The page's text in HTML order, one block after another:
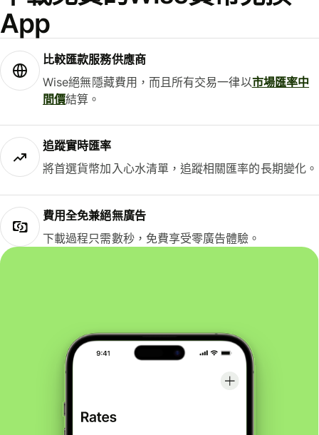
App
比較匯款服務供應商
Wise絕無隱藏費用，而且所有交易一律以市場匯率中
間價結算。
追蹤實時匯率
將首選貨幣加入心水清單，追蹤相關匯率的長期變化。
費用全免兼絕無廣告
下載過程只需數秒，免費享受零廣告體驗。